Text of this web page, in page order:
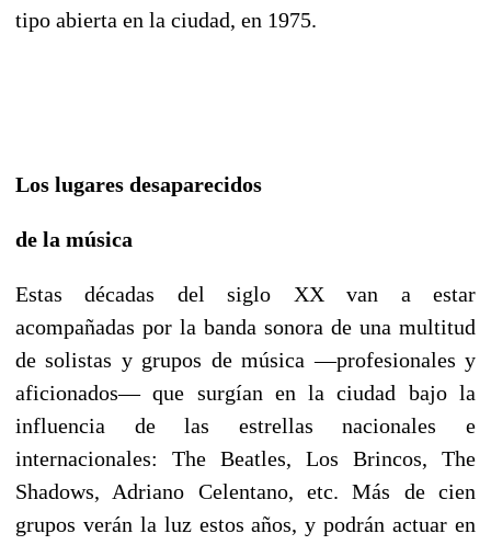
tipo abierta en la ciudad, en 1975.
Los lugares desaparecidos
de la música
Estas décadas del siglo XX van a estar
acompañadas por la banda sonora de una multitud
de solistas y grupos de música —profesionales y
aficionados— que surgían en la ciudad bajo la
influencia de las estrellas nacionales e
internacionales: The Beatles, Los Brincos, The
Shadows, Adriano Celentano, etc. Más de cien
grupos verán la luz estos años, y podrán actuar en